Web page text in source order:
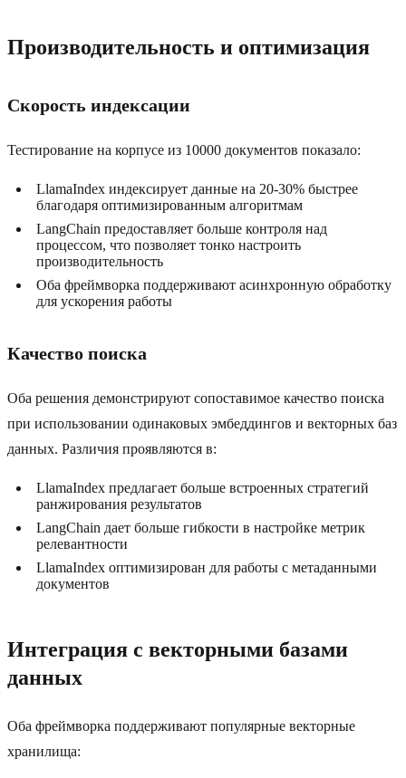
Производительность и оптимизация
Скорость индексации
Тестирование на корпусе из 10000 документов показало:
LlamaIndex индексирует данные на 20-30% быстрее
благодаря оптимизированным алгоритмам
LangChain предоставляет больше контроля над
процессом, что позволяет тонко настроить
производительность
Оба фреймворка поддерживают асинхронную обработку
для ускорения работы
Качество поиска
Оба решения демонстрируют сопоставимое качество поиска
при использовании одинаковых эмбеддингов и векторных баз
данных. Различия проявляются в:
LlamaIndex предлагает больше встроенных стратегий
ранжирования результатов
LangChain дает больше гибкости в настройке метрик
релевантности
LlamaIndex оптимизирован для работы с метаданными
документов
Интеграция с векторными базами
данных
Оба фреймворка поддерживают популярные векторные
хранилища: